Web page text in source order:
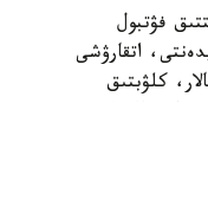
ۋەفا قۇرامىنا كىرەتىن 55 ۇلتتىق فۋتبول
اتقارۋشى
كلۋبتىق